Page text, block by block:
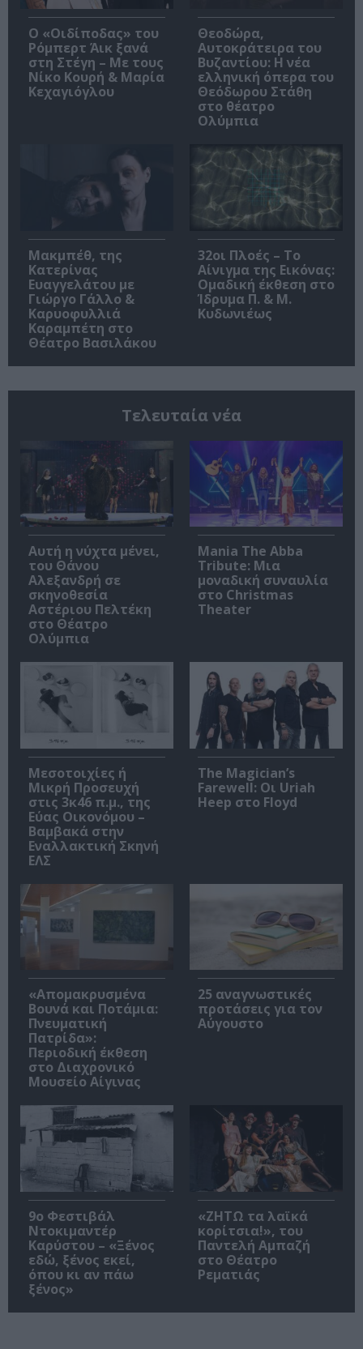
O «Οιδίποδας» του
Ρόμπερτ Άικ ξανά
στη Στέγη – Με τους
Νίκο Κουρή & Μαρία
Κεχαγιόγλου
Θεοδώρα,
Αυτοκράτειρα του
Βυζαντίου: Η νέα
ελληνική όπερα του
Θεόδωρου Στάθη
στο θέατρο
Ολύμπια
Μακμπέθ, της
Κατερίνας
Ευαγγελάτου με
Γιώργο Γάλλο &
Καρυοφυλλιά
Καραμπέτη στο
Θέατρο Βασιλάκου
32οι Πλοές – Το
Αίνιγμα της Εικόνας:
Ομαδική έκθεση στο
Ίδρυμα Π. & Μ.
Κυδωνιέως
Τελευταία νέα
Αυτή η νύχτα μένει,
του Θάνου
Αλεξανδρή σε
σκηνοθεσία
Αστέριου Πελτέκη
στο Θέατρο
Ολύμπια
Mania The Abba
Tribute: Μια
μοναδική συναυλία
στο Christmas
Theater
Μεσοτοιχίες ή
Μικρή Προσευχή
στις 3κ46 π.μ., της
Εύας Οικονόμου –
Βαμβακά στην
Εναλλακτική Σκηνή
ΕΛΣ
The Magician’s
Farewell: Οι Uriah
Heep στο Floyd
«Απομακρυσμένα
Βουνά και Ποτάμια:
Πνευματική
Πατρίδα»:
Περιοδική έκθεση
στο Διαχρονικό
Μουσείο Αίγινας
25 αναγνωστικές
προτάσεις για τον
Αύγουστο
9ο Φεστιβάλ
Ντοκιμαντέρ
Καρύστου – «Ξένος
εδώ, ξένος εκεί,
όπου κι αν πάω
ξένος»
«ΖΗΤΩ τα λαϊκά
κορίτσια!», του
Παντελή Αμπαζή
στο Θέατρο
Ρεματιάς